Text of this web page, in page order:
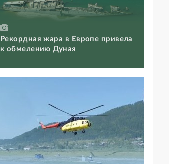
Рекордная жара в Европе привела
к обмелению Дуная